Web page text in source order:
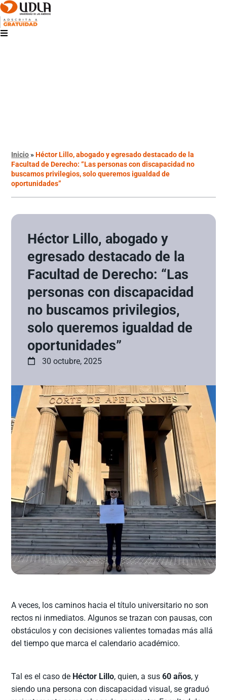
Inicio»Héctor Lillo, abogado y egresado destacado de la
Facultad de Derecho: “Las personas con discapacidad no
buscamos privilegios, solo queremos igualdad de
oportunidades”
Héctor Lillo, abogado y
egresado destacado de la
Facultad de Derecho: “Las
personas con discapacidad
no buscamos privilegios,
solo queremos igualdad de
oportunidades”
30 octubre, 2025
A veces, los caminos hacia el título universitario no son
rectos ni inmediatos. Algunos se trazan con pausas, con
obstáculos y con decisiones valientes tomadas más allá
del tiempo que marca el calendario académico.
Tal es el caso de Héctor Lillo, quien, a sus60 años, y
siendo una persona con discapacidad visual, se graduó